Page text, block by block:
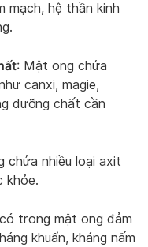
mạch, hệ thần kinh
: Mật ong chứa
canxi, magie,
dưỡng chất cần
chứa nhiều loại axit
khỏe.
trong mật ong đảm
khuẩn, kháng nấm